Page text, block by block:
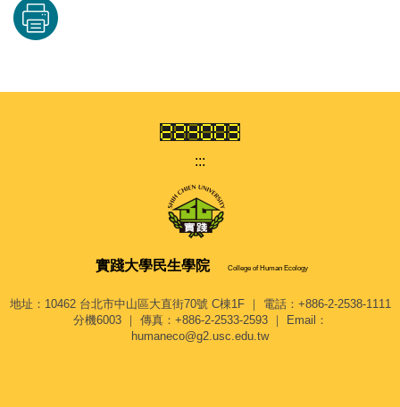
:::
實踐大學民生學院 College of Human Ecology
地址：10462 台北市中山區大直街70號 C棟1F ｜ 電話：+886-2-2538-1111
分機6003 ｜ 傳真：+886-2-2533-2593 ｜ Email：
humaneco@g2.usc.edu.tw